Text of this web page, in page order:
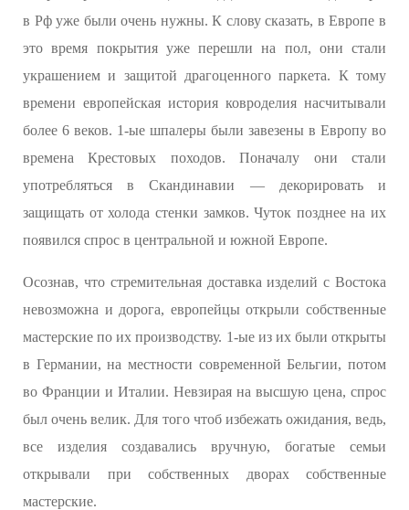
в Рф уже были очень нужны. К слову сказать, в Европе в
это время покрытия уже перешли на пол, они стали
украшением и защитой драгоценного паркета. К тому
времени европейская история ковроделия насчитывали
более 6 веков. 1-ые шпалеры были завезены в Европу во
времена Крестовых походов. Поначалу они стали
употребляться в Скандинавии — декорировать и
защищать от холода стенки замков. Чуток позднее на их
появился спрос в центральной и южной Европе.
Осознав, что стремительная доставка изделий с Востока
невозможна и дорога, европейцы открыли собственные
мастерские по их производству. 1-ые из их были открыты
в Германии, на местности современной Бельгии, потом
во Франции и Италии. Невзирая на высшую цена, спрос
был очень велик. Для того чтоб избежать ожидания, ведь,
все изделия создавались вручную, богатые семьи
открывали при собственных дворах собственные
мастерские.